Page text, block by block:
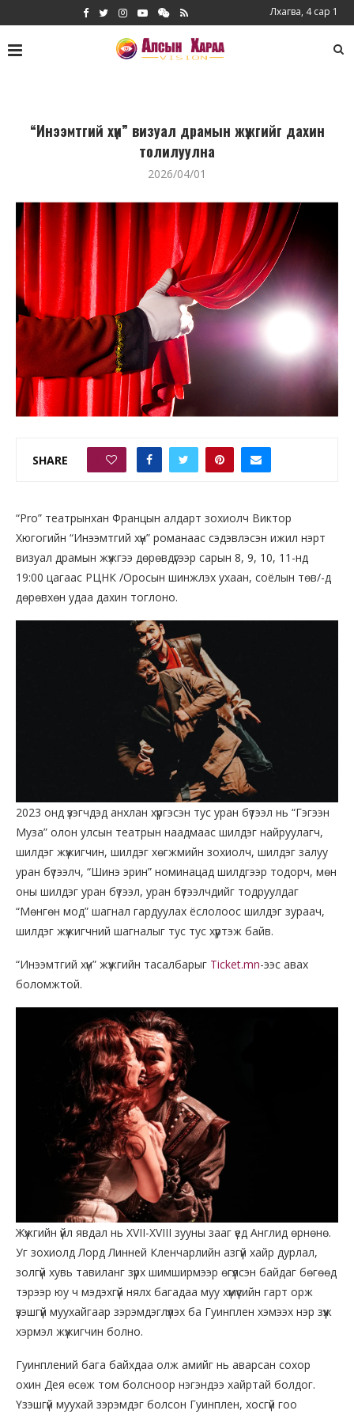
Лхагва, 4 сар 1
“Инээмтгий хүн” визуал драмын жүжгийг дахин
толилуулна
2026/04/01
SHARE
“Pro” театрынхан Францын алдарт зохиолч Виктор
Хюгогийн “Инээмтгий хүн” романаас сэдэвлэсэн ижил нэрт
визуал драмын жүжгээ дөрөвдүгээр сарын 8, 9, 10, 11-нд
19:00 цагаас РЦНК /Оросын шинжлэх ухаан, соёлын төв/-д
дөрөвхөн удаа дахин тоглоно.
2023 онд үзэгчдэд анхлан хүргэсэн тус уран бүтээл нь “Гэгээн
Муза” олон улсын театрын наадмаас шилдэг найруулагч,
шилдэг жүжигчин, шилдэг хөгжмийн зохиолч, шилдэг залуу
уран бүтээлч, “Шинэ эрин” номинацад шилдгээр тодорч, мөн
оны шилдэг уран бүтээл, уран бүтээлчдийг тодруулдаг
“Мөнгөн мод” шагнал гардуулах ёслолоос шилдэг зураач,
шилдэг жүжигчний шагналыг тус тус хүртэж байв.
“Инээмтгий хүн” жүжгийн тасалбарыг Ticket.mn-ээс авах
боломжтой.
Жүжгийн үйл явдал нь XVII-XVIII зууны зааг үед Англид өрнөнө.
Уг зохиолд Лорд Линней Кленчарлийн азгүй хайр дурлал,
золгүй хувь тавиланг зүрх шимширмээр өгүүлсэн байдаг бөгөөд
тэрээр юу ч мэдэхгүй нялх багадаа муу хүмүүсийн гарт орж
үзэшгүй муухайгаар зэрэмдэглүүлэх ба Гуинплен хэмээх нэр зүүж
хэрмэл жүжигчин болно.
Гуинплений бага байхдаа олж амийг нь аварсан сохор
охин Дея өсөж том болсноор нэгэндээ хайртай болдог.
Үзэшгүй муухай зэрэмдэг болсон Гуинплен, хосгүй гоо